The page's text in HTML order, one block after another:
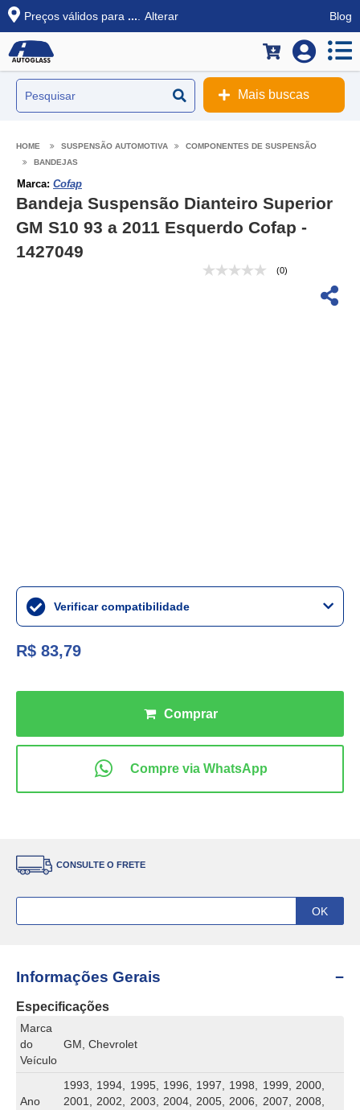
Preços válidos para ... Alterar Blog
Mais buscas
SUSPENSÃO AUTOMOTIVA
COMPONENTES DE SUSPENSÃO
BANDEJAS
Marca: Cofap
Bandeja Suspensão Dianteiro Superior
GM S10 93 a 2011 Esquerdo Cofap -
1427049
(0)
Verificar compatibilidade
R$ 83,79
CONSULTE O FRETE
Informações Gerais
Especificações
Marca
do
Veículo
GM, Chevrolet
Ano
1993, 1994, 1995, 1996, 1997, 1998, 1999, 2000,
2001, 2002, 2003, 2004, 2005, 2006, 2007, 2008,